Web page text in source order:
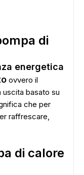
di
energetica
ovvero il
uscita basato su
che per
raffrescare,
di calore